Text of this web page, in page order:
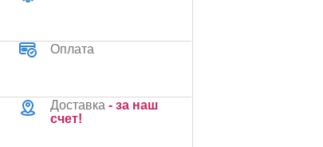
Оплата
Доставка - за наш
счет!